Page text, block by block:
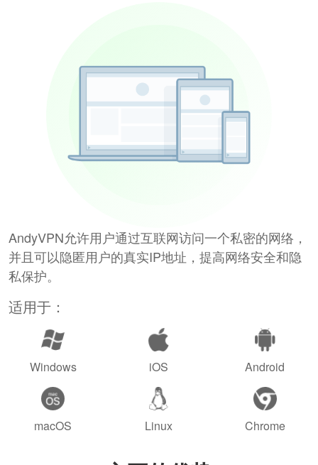
AndyVPN允许用户通过互联网访问一个私密的网络，
并且可以隐匿用户的真实IP地址，提高网络安全和隐
私保护。
适用于：
Windows iOS Android
macOS Linux Chrome